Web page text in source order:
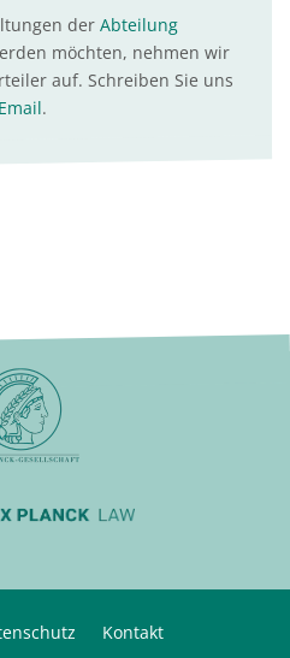
der Abteilung
möchten, nehmen wir
auf. Schreiben Sie uns
Email.
Kontakt